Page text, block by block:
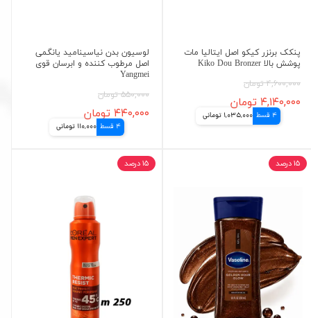
پنکک برنزر کیکو اصل ایتالیا مات
پوشش بالا Kiko Dou Bronzer
۴,۶۰۰,۰۰۰ تومان
۴,۱۴۰,۰۰۰ تومان
4 قسط 1,035,000 تومانی
لوسیون بدن نیاسینامید یانگمی
اصل مرطوب کننده و ابرسان قوی
Yangmei
۵۵۰,۰۰۰ تومان
۴۴۰,۰۰۰ تومان
4 قسط 110,000 تومانی
۱۵ درصد ۱۵ درصد